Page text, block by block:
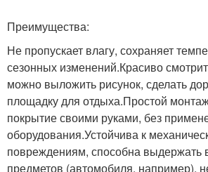
Преимущества:
Не пропускает влагу, сохраняет
сезонных изменений.Красиво
можно выложить рисунок, сделать
площадку для отдыха.Простой
покрытие своими руками, без
оборудования.Устойчива к
повреждениям, способна выдержать
предметов (автомобиля, например),